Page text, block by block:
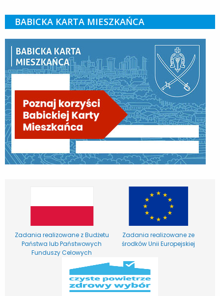
BABICKA KARTA MIESZKAŃCA
Zadania realizowane z Budżetu
Państwa lub Państwowych
Funduszy Celowych
Zadania realizowane ze
środków Unii Europejskiej